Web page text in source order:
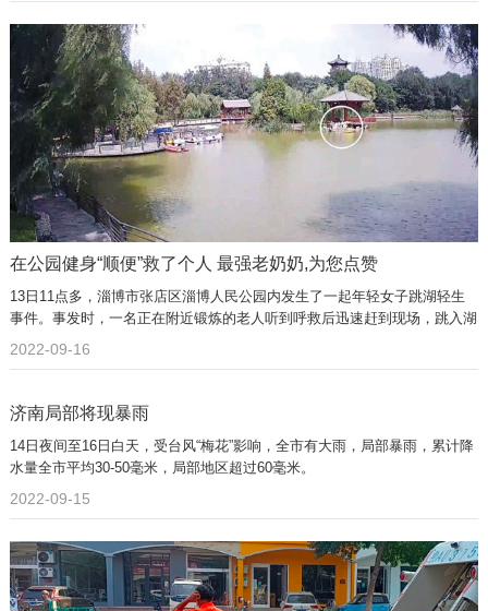
在公园健身“顺便”救了个人 最强老奶奶,为您点赞
13日11点多，淄博市张店区淄博人民公园内发生了一起年轻女子跳湖轻生
事件。事发时，一名正在附近锻炼的老人听到呼救后迅速赶到现场，跳入湖
中实施救援。
2022-09-16
济南局部将现暴雨
14日夜间至16日白天，受台风“梅花”影响，全市有大雨，局部暴雨，累计降
水量全市平均30-50毫米，局部地区超过60毫米。
2022-09-15